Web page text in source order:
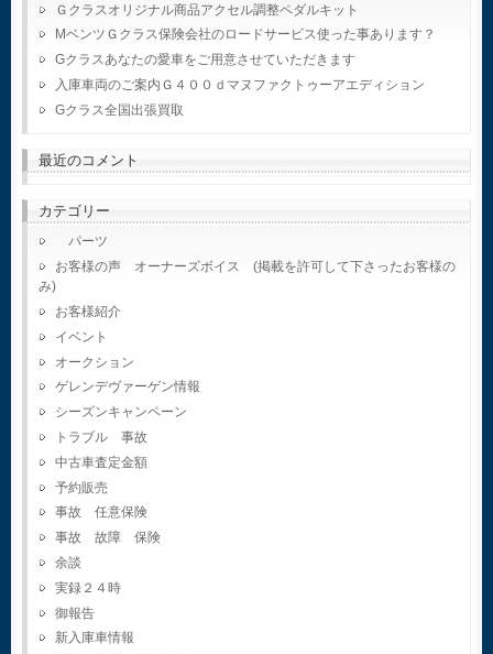
Ｇクラスオリジナル商品アクセル調整ペダルキット
MベンツＧクラス保険会社のロードサービス使った事あります？
Gクラスあなたの愛車をご用意させていただきます
入庫車両のご案内Ｇ４００ｄマヌファクトゥーアエディション
Gクラス全国出張買取
最近のコメント
カテゴリー
パーツ
お客様の声 オーナーズボイス (掲載を許可して下さったお客様の
み)
お客様紹介
イベント
オークション
ゲレンデヴァーゲン情報
シーズンキャンペーン
トラブル 事故
中古車査定金額
予約販売
事故 任意保険
事故 故障 保険
余談
実録２４時
御報告
新入庫車情報